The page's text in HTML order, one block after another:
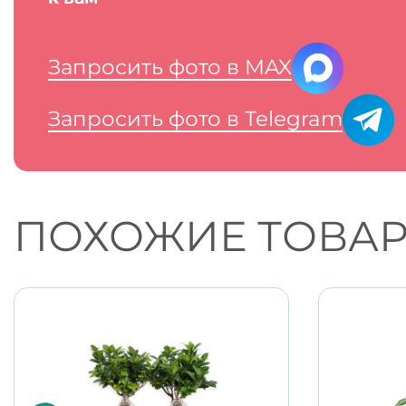
Запросить фото в MAX
Запросить фото в Telegram
ПОХОЖИЕ